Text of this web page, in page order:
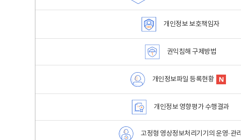
개인정보 보호책임자
권익침해 구제방법
개인정보파일 등록현황
개인정보 영향평가 수행결과
고정형 영상정보처리기기의 운영·관리